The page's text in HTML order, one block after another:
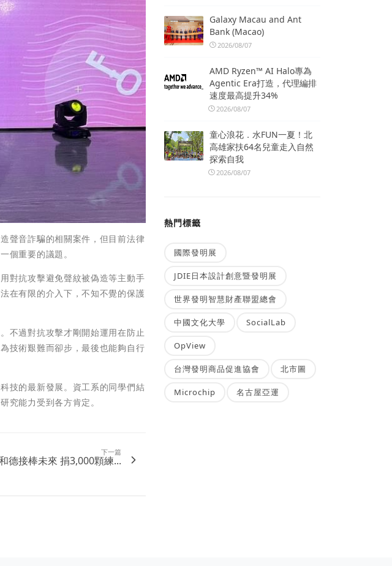
聲音詐騙的相關案件，但目前法律
個重要的議題。
對抗攻擊避免聲紋被偽造等主動手
在有限的介入下，不知不覺的保護
不過對抗攻擊才剛開始運用在防止
技術艱難而卻步，最後也能夠自行
技的最新發展。資工系的同學們結
究能力受到各方肯定。
下一篇
德接棒未來 捐3,000顆練...
Galaxy Macau and Ant
Bank (Macao)
2026/08/07
AMD Ryzen™ AI Halo專為
Agentic Era打造，代理編排
速度最高提升34%
2026/08/07
童心浪花．水FUN一夏！北
高雄家扶64名兒童走入自然
探索自我
2026/08/07
熱門標籤
國際發明展
JDIE日本設計創意暨發明展
世界發明智慧財產聯盟總會
中國文化大學 SocialLab
OpView
台灣發明商品促進協會 北市圖
Microchip 名古屋亞運